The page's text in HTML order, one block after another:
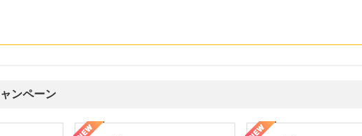
ンペーン
ケース・バッグ
ライブ】創業70年の信頼と高価買取を実現！ブランド品・貴金属の無料査定